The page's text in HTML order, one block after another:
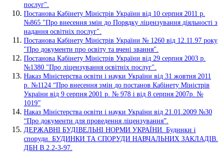
послуг".
Постанова Кабінету Міністрів України від 10 серпня 2011 р.
№865 "Про внесення змін до Порядку ліцензування діяльності з
надання освітніх послуг".
Постанова Кабінету Міністрів України № 1260 від 12.11.97 року
"Про документи про освіту та вчені звання".
Постанова Кабінету Міністрів України від 29 серпня 2003 р.
№1380 "Про ліцензування освітніх послуг".
Наказ Міністерства освіти і науки України від 31 жовтня 2011
р. №1124 “Про внесення змін до постанов Кабінету Міністрів
України від 9 серпня 2001 р. № 978 і від 8 серпня 2007р. №
1019”
Наказ Міністерства освіти і науки України від 21.01.2009 №30
“Про документи для проведення ліцензування”.
ДЕРЖАВНІ БУДІВЕЛЬНІ НОРМИ УКРАЇНИ. Будинки і
споруди. БУДИНКИ ТА СПОРУДИ НАВЧАЛЬНИХ ЗАКЛАДІВ.
ДБН В.2.2-3-97.